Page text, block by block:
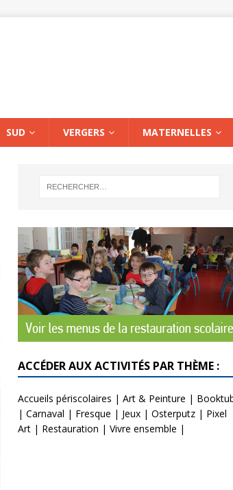
SUD VERGERS MATERNELLES
ACCÉDER AUX ACTIVITÉS PAR THÈME :
Accueils périscolaires | Art & Peinture |
| Carnaval | Fresque | Jeux| Osterputz| Pixel
Art| Restauration | Vivre ensemble |